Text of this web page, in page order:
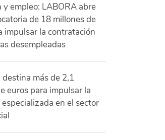
y empleo: LABORA abre
de 18 millones de
impulsar la contratación
desempleadas
más de 2,1
euros para impulsar la
en el sector